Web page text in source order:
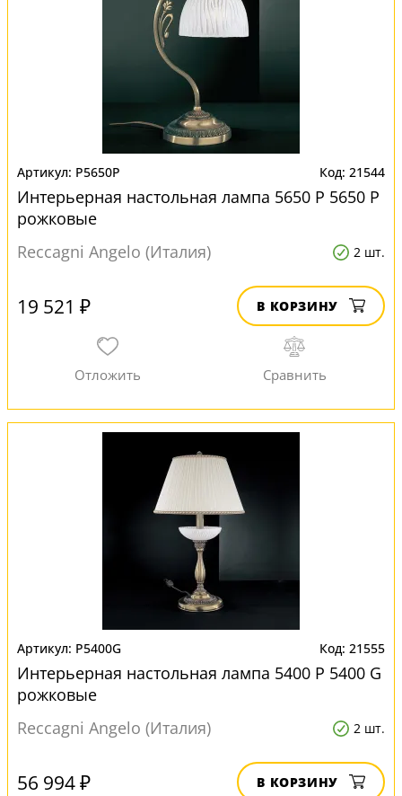
P5650P 21544
Интерьерная настольная лампа 5650 P 5650 P
рожковые
Reccagni Angelo (Италия)
2 шт.
19 521 ₽ В КОРЗИНУ
P5400G 21555
Интерьерная настольная лампа 5400 P 5400 G
рожковые
Reccagni Angelo (Италия)
2 шт.
56 994 ₽ В КОРЗИНУ